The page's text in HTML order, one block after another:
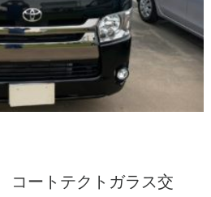
ートテクトガラス交